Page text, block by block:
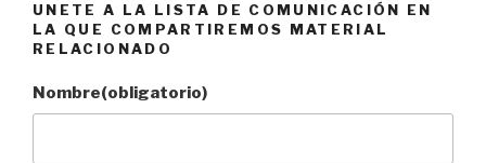
UNETE A LA LISTA DE COMUNICACIÓN EN
LA QUE COMPARTIREMOS MATERIAL
RELACIONADO
Nombre(obligatorio)